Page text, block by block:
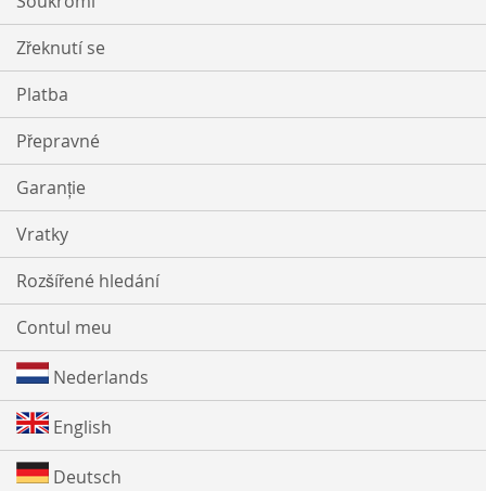
Zřeknutí se
Platba
Přepravné
Garanție
Vratky
Rozšířené hledání
Contul meu
Nederlands
English
Deutsch